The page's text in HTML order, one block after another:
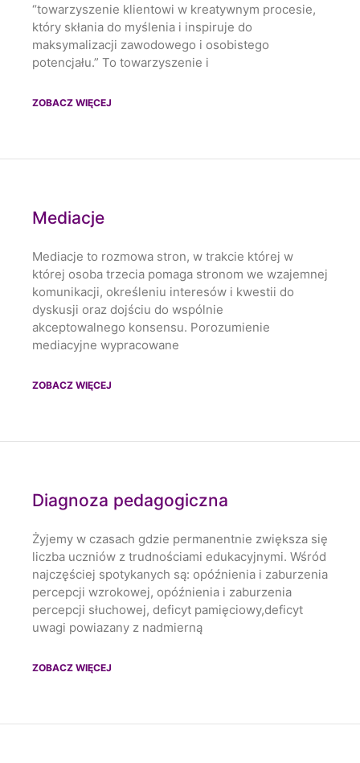
“towarzyszenie klientowi w kreatywnym procesie,
który skłania do myślenia i inspiruje do
maksymalizacji zawodowego i osobistego
potencjału.” To towarzyszenie i
ZOBACZ WIĘCEJ
Mediacje
Mediacje to rozmowa stron, w trakcie której w
której osoba trzecia pomaga stronom we wzajemnej
komunikacji, określeniu interesów i kwestii do
dyskusji oraz dojściu do wspólnie
akceptowalnego konsensu. Porozumienie
mediacyjne wypracowane
ZOBACZ WIĘCEJ
Diagnoza pedagogiczna
Żyjemy w czasach gdzie permanentnie zwiększa się
liczba uczniów z trudnościami edukacyjnymi. Wśród
najczęściej spotykanych są: opóźnienia i zaburzenia
percepcji wzrokowej, opóźnienia i zaburzenia
percepcji słuchowej, deficyt pamięciowy,deficyt
uwagi powiazany z nadmierną
ZOBACZ WIĘCEJ